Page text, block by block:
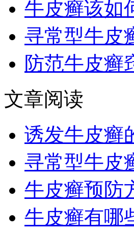
牛皮癣该如
寻常型牛皮
防范牛皮癣
文章阅读
诱发牛皮癣
寻常型牛皮
牛皮癣预防
牛皮癣有哪